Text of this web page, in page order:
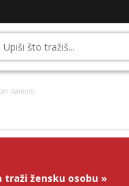
damom
traži žensku osobu »